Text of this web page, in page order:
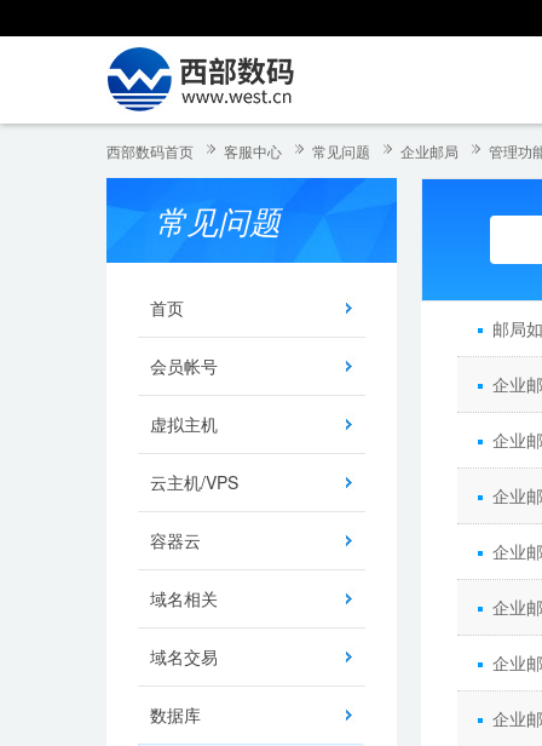
西部数码首页 客服中心 常见问题 企业邮局 管理功
常见问题
首页
会员帐号
虚拟主机
云主机/VPS
容器云
域名相关
域名交易
数据库
邮局
企业
企业
企业
企业
企业
企业
企业